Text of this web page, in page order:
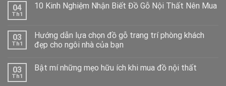
04
Th1
10 Kinh Nghiệm Nhận Biết Đồ Gỗ Nội Thất Nên Mua
03
Th1
Hướng dẫn lựa chọn đồ gỗ trang trí phòng khách
đẹp cho ngôi nhà của bạn
03
Th1
Bật mí những mẹo hữu ích khi mua đồ nội thất